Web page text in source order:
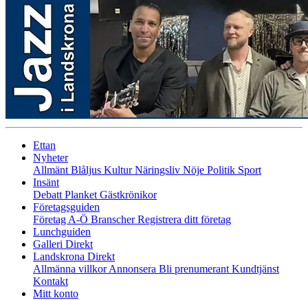
Ettan
Nyheter
Allmänt Blåljus KulturNäringsliv Nöje Politik Sport
Insänt
Debatt Planket Gästkrönikor
Företagsguiden
Företag A-Ö BranscherRegistrera ditt företag
Lunchguiden
Galleri Direkt
Landskrona Direkt
Allmänna villkorAnnonsera Bli prenumerant Kundtjänst
Kontakt
Mitt konto